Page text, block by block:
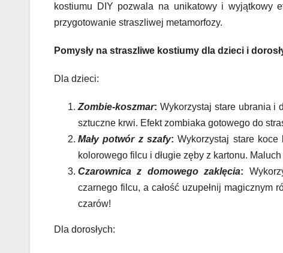
kostiumu DIY pozwala na unikatowy i wyjątkowy
przygotowanie straszliwej metamorfozy.
Pomysły na straszliwe kostiumy dla dzieci i
Dla dzieci:
Zombie-koszmar: Wykorzystaj stare ubrania i
sztuczne krwi. Efekt zombiaka gotowego do
Mały potwór z szafy: Wykorzystaj stare
kolorowego filcu i długie zęby z kartonu.
Czarownica z domowego zaklęcia:
czarnego filcu, a całość uzupełnij magicznym
czarów!
Dla dorosłych: